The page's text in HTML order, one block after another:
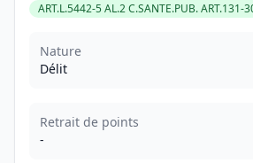
ART.L.5442-5 AL.2 C.SANTE.PUB. ART.131-
Nature
Délit
Retrait de points
-